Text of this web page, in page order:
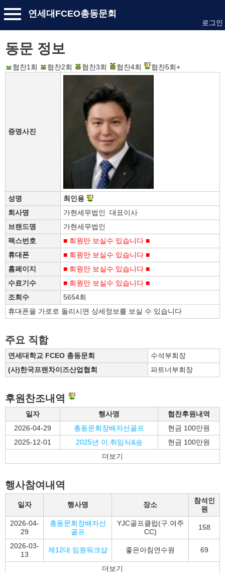
연세대FCEO총동문회
로그인
동문 정보
협찬1회 협찬2회 협찬3회 협찬4회 협찬5회+
증명사진
성명
최인용
회사명
가현세무법인 대표이사
브랜드명
가현세무법인
팩스번호
■ 회원만 보실수 있습니다 ■
휴대폰
■ 회원만 보실수 있습니다 ■
홈페이지
■ 회원만 보실수 있습니다 ■
수료기수
■ 회원만 보실수 있습니다 ■
조회수
5654회
휴대폰을 가로로 돌리시면 상세정보를 보실 수 있습니다
주요 직함
연세대학교 FCEO 총동문회
수석부회장
(사)한국프랜차이즈산업협회
파트너부회장
후원찬조내역
일자 행사명
협찬후원내역
2026-04-29
총동문회장배자선골프
현금 100만원
2025-12-01
2025년 이.취임식&송
현금 100만원
더보기
행사참여내역
일자 행사명 장소
참석인
원
2026-04-
29
총동문회장배자선
골프
YJC골프클럽(구.여주
CC)
158
2026-03-
13
제12대 임원워크샵 좋은아침연수원 69
더보기